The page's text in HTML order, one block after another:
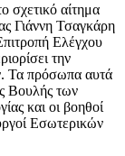
σχετικό αίτημα
Γιάννη Τσαγκάρη
Ελέγχου
την
Τα πρόσωπα αυτά
Βουλής των
και οι βοηθοί
Εσωτερικών